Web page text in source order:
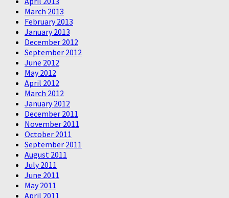
March 2013
February 2013
January 2013
December 2012
September 2012
June 2012
May 2012
April 2012
March 2012
January 2012
December 2011
November 2011
October 2011
September 2011
August 2011
July 2011
June 2011
May 2011
April 2011